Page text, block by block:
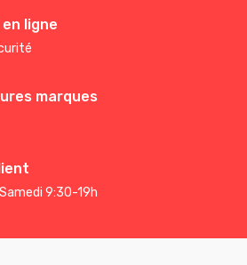
ligne
marques
9:30-19h